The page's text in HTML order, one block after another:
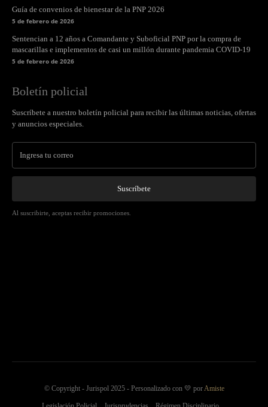
Guía de convenios de bienestar de la PNP 2026
5 de febrero de 2026
Sentencian a 12 años a Comandante y Suboficial PNP por la compra de
mascarillas e implementos de casi un millón durante pandemia COVID-19
5 de febrero de 2026
Boletín policial
Suscríbete a nuestro boletín policial para recibir las últimas noticias, ofertas
y anuncios especiales.
Suscríbete
Al suscribirte, aceptas recibir promociones.
© Copyright - Jurispol 2025 - Personalizado con 💛 porAmiste